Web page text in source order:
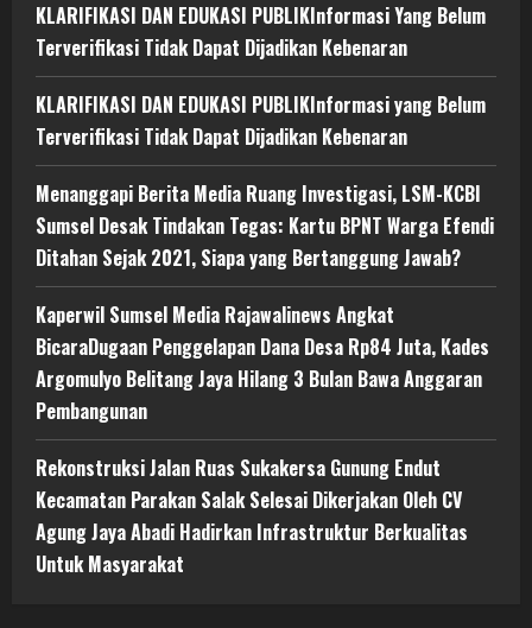
KLARIFIKASI DAN EDUKASI PUBLIKInformasi Yang Belum
Terverifikasi Tidak Dapat Dijadikan Kebenaran
KLARIFIKASI DAN EDUKASI PUBLIKInformasi yang Belum
Terverifikasi Tidak Dapat Dijadikan Kebenaran
Menanggapi Berita Media Ruang Investigasi, LSM-KCBI
Sumsel Desak Tindakan Tegas: Kartu BPNT Warga Efendi
Ditahan Sejak 2021, Siapa yang Bertanggung Jawab?
Kaperwil Sumsel Media Rajawalinews Angkat
BicaraDugaan Penggelapan Dana Desa Rp84 Juta, Kades
Argomulyo Belitang Jaya Hilang 3 Bulan Bawa Anggaran
Pembangunan
Rekonstruksi Jalan Ruas Sukakersa Gunung Endut
Kecamatan Parakan Salak Selesai Dikerjakan Oleh CV
Agung Jaya Abadi Hadirkan Infrastruktur Berkualitas
Untuk Masyarakat